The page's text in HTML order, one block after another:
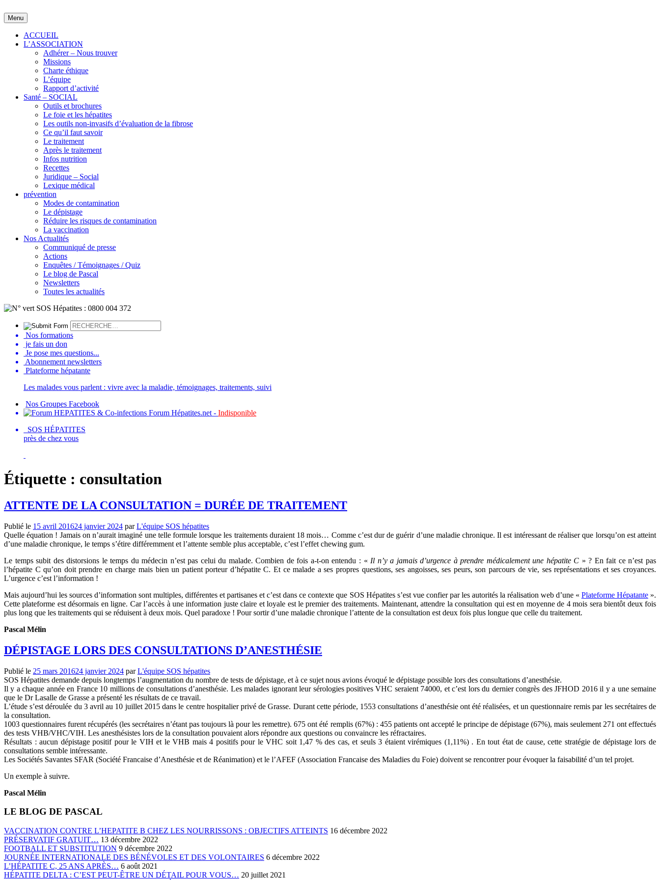
to
content
Menu
ACCUEIL
L’ASSOCIATION
Adhérer – Nous trouver
Missions
Charte éthique
L’équipe
Rapport d’activité
Santé – SOCIAL
Outils et brochures
Le foie et les hépatites
Les outils non-invasifs d’évaluation de la fibrose
Ce qu’il faut savoir
Le traitement
Après le traitement
Infos nutrition
Recettes
Juridique – Social
Lexique médical
prévention
Modes de contamination
Le dépistage
Réduire les risques de contamination
La vaccination
Nos Actualités
Communiqué de presse
Actions
Enquêtes / Témoignages / Quiz
Le blog de Pascal
Newsletters
Toutes les actualités
Nos formations
je fais un don
Je pose mes questions...
Abonnement newsletters
Plateforme hépatante
Les malades vous parlent : vivre avec la maladie, témoignages, traitements, suivi
Nos Groupes Facebook
Forum Hépatites.net - Indisponible
SOS HÉPATITES
près de chez vous
Étiquette : consultation
ATTENTE DE LA CONSULTATION = DURÉE DE TRAITEMENT
Publié le 15 avril 201624 janvier 2024 parL'équipe SOS hépatites
Quelle équation ! Jamais on n’aurait imaginé une telle formule lorsque les traitements duraient 18 mois… Comme c’est dur de guérir d’une maladie chronique. Il est intéressant de réaliser que lorsqu’on est atteint
d’une maladie chronique, le temps s’étire différemment et l’attente semble plus acceptable, c’est l’effet chewing gum.
Le temps subit des distorsions le temps du médecin n’est pas celui du malade. Combien de fois a-t-on entendu : « Il n’y a jamais d’urgence à prendre médicalement une hépatite C » ? En fait ce n’est pas
l’hépatite C qu’on doit prendre en charge mais bien un patient porteur d’hépatite C. Et ce malade a ses propres questions, ses angoisses, ses peurs, son parcours de vie, ses représentations et ses croyances.
L’urgence c’est l’information !
Mais aujourd’hui les sources d’information sont multiples, différentes et partisanes et c’est dans ce contexte que SOS Hépatites s’est vue confier par les autorités la réalisation web d’une « Plateforme Hépatante».
Cette plateforme est désormais en ligne. Car l’accès à une information juste claire et loyale est le premier des traitements. Maintenant, attendre la consultation qui est en moyenne de 4 mois sera bientôt deux fois
plus long que les traitements qui se réduisent à deux mois. Quel paradoxe ! Pour sortir d’une maladie chronique l’attente de la consultation est deux fois plus longue que celle du traitement.
Pascal Mélin
DÉPISTAGE LORS DES CONSULTATIONS D’ANESTHÉSIE
Publié le 25 mars 201624 janvier 2024 parL'équipe SOS hépatites
SOS Hépatites demande depuis longtemps l’augmentation du nombre de tests de dépistage, et à ce sujet nous avions évoqué le dépistage possible lors des consultations d’anesthésie.
Il y a chaque année en France 10 millions de consultations d’anesthésie. Les malades ignorant leur sérologies positives VHC seraient 74000, et c’est lors du dernier congrès des JFHOD 2016 il y a une semaine
que le Dr Lasalle de Grasse a présenté les résultats de ce travail.
L’étude s’est déroulée du 3 avril au 10 juillet 2015 dans le centre hospitalier privé de Grasse. Durant cette période, 1553 consultations d’anesthésie ont été réalisées, et un questionnaire remis par les secrétaires de
la consultation.
1003 questionnaires furent récupérés (les secrétaires n’étant pas toujours là pour les remettre). 675 ont été remplis (67%) : 455 patients ont accepté le principe de dépistage (67%), mais seulement 271 ont effectués
des tests VHB/VHC/VIH. Les anesthésistes lors de la consultation pouvaient alors répondre aux questions ou convaincre les réfractaires.
Résultats : aucun dépistage positif pour le VIH et le VHB mais 4 positifs pour le VHC soit 1,47 % des cas, et seuls 3 étaient virémiques (1,11%) . En tout état de cause, cette stratégie de dépistage lors de
consultations semble intéressante.
Les Sociétés Savantes SFAR (Société Francaise d’Anesthésie et de Réanimation) et le l’AFEF (Association Francaise des Maladies du Foie) doivent se rencontrer pour évoquer la faisabilité d’un tel projet.
Un exemple à suivre.
Pascal Mélin
LE BLOG DE PASCAL
VACCINATION CONTRE L’HEPATITE B CHEZ LES NOURRISSONS : OBJECTIFS ATTEINTS 16 décembre 2022
PRÉSERVATIF GRATUIT… 13 décembre 2022
FOOTBALL ET SUBSTITUTION 9 décembre 2022
JOURNÉE INTERNATIONALE DES BÉNÉVOLES ET DES VOLONTAIRES 6 décembre 2022
L’HÉPATITE C, 25 ANS APRÈS… 6 août 2021
HÉPATITE DELTA : C’EST PEUT-ÊTRE UN DÉTAIL POUR VOUS… 20 juillet 2021